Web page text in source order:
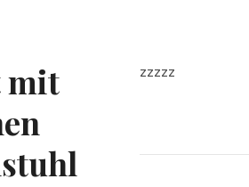
mit
zzzzz